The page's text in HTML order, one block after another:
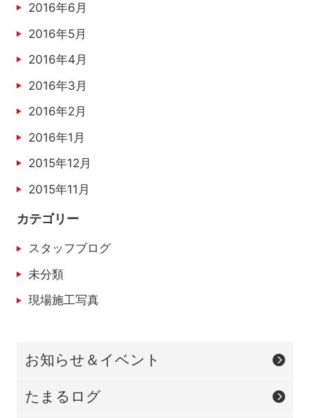
2016年6月
2016年5月
2016年4月
2016年3月
2016年2月
2016年1月
2015年12月
2015年11月
カテゴリー
スタッフブログ
未分類
現場施工写真
お知らせ＆イベント
たまるログ